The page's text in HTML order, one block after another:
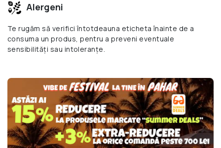
Alergeni
Te rugăm să verifici întotdeauna eticheta înainte de a
consuma un produs, pentru a preveni eventuale
sensibilități sau intoleranțe.